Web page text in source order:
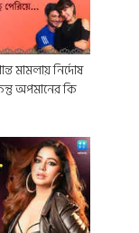
মামলায় নির্দোষ
অপমানের কি